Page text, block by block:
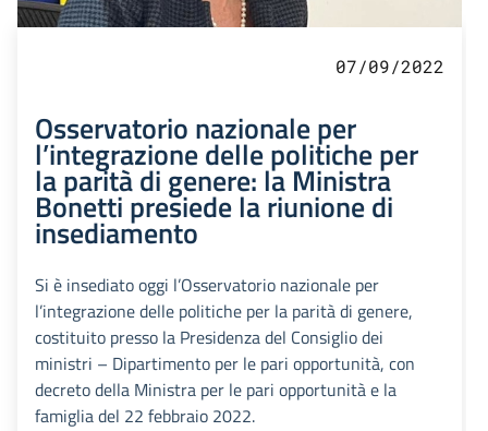
07/09/2022
Osservatorio nazionale per
l’integrazione delle politiche per
la parità di genere: la Ministra
Bonetti presiede la riunione di
insediamento
Si è insediato oggi l’Osservatorio nazionale per
l’integrazione delle politiche per la parità di genere,
costituito presso la Presidenza del Consiglio dei
ministri – Dipartimento per le pari opportunità, con
decreto della Ministra per le pari opportunità e la
famiglia del 22 febbraio 2022.